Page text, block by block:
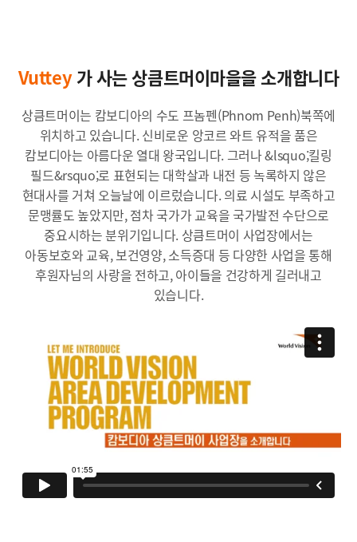
Vuttey가 사는 상큼트머이마을을 소개합니다
상큼트머이는 캄보디아의 수도 프놈펜(Phnom Penh)북쪽에
위치하고 있습니다. 신비로운 앙코르 와트 유적을 품은
캄보디아는 아름다운 열대 왕국입니다. 그러나 &lsquo;킬링
필드&rsquo;로 표현되는 대학살과 내전 등 녹록하지 않은
현대사를 거쳐 오늘날에 이르렀습니다. 의료 시설도 부족하고
문맹률도 높았지만, 점차 국가가 교육을 국가발전 수단으로
중요시하는 분위기입니다. 상큼트머이 사업장에서는
아동보호와 교육, 보건영양, 소득증대 등 다양한 사업을 통해
후원자님의 사랑을 전하고, 아이들을 건강하게 길러내고
있습니다.